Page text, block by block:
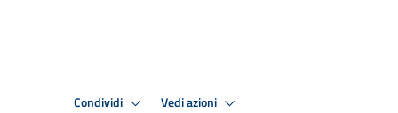
Condividi Vedi azioni